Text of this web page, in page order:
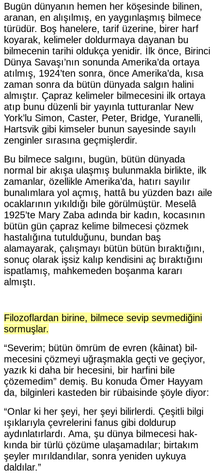
Bu­gün dünyanın hemen her köşesinde bilinen,
aranan, en alışılmış, en yay­gınlaşmış bilmece
türüdür. Boş ha­nelere, tarif üzerine, birer harf
koyarak, kelimeler doldurmaya daya­nan bu
bilmecenin tarihi oldukça ye­nidir. İlk önce, Birinci
Dünya Savaşı’nın sonunda Amerika’da ortaya
atılmış, 1924’ten sonra, önce Ameri­ka’da, kısa
zaman sonra da bütün dünyada salgın halini
almıştır. Çap­raz kelimeler bilmecesini ilk ortaya
atıp bunu düzenli bir yayınla tuttu­ranlar New
York’lu Simon, Caster, Peter, Bridge, Yuranelli,
Hartsvik gi­bi kimseler bunun sayesinde sayılı
zenginler sırasına geçmişlerdir.
Bu bilmece salgını, bugün, bütün dünyada
normal bir akışa ulaşmış bulunmakla birlikte, ilk
zamanlar, özellikle Amerika’da, hatırı sayılır
bunalımlara yol açmış, hattâ bu yüzden bazı aile
ocaklarının yıkıldı­ğı bile görülmüştür. Meselâ
1925’te Mary Zaba adında bir kadın, kocası­nın
bütün gün çapraz kelime bilme­cesi çözmek
hastalığına tutulduğu­nu, bundan baş
alamayarak, çalışma­yı bütün bütün bıraktığını,
sonuç olarak işsiz kalıp kendisini aç bırak­tığını
ispatlamış, mahkemeden bo­şanma kararı
almıştı.
Filozoflardan birine, bilmece sevip sevmediğini
sormuşlar.
“Severim; bütün ömrüm de evren (kâinat) bil­
mecesini çözmeyi uğraşmakla geçti ve geçiyor,
yazık ki daha bir hecesini, bir harfini bile
çözemedim” de­miş. Bu konuda Ömer Hayyam
da, bilginleri kasteden bir rübaisinde şöyle diyor:
“Onlar ki her şeyi, her şeyi bilir­lerdi. Çeşitli bilgi
ışıklarıyla çevrele­rini fanus gibi doldurup
aydınlatır­lardı. Ama, şu dünya bilmecesi hak­
kında bir türlü çözüme ulaşamadı­lar; birtakım
şeyler mırıldandılar, sonra yeniden uykuya
daldılar.”